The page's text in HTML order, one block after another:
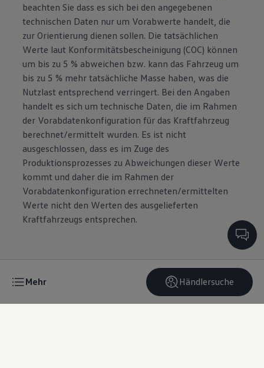
Händlersuche
Mehr
beachten Sie dass es sich bei den angegebenen
technischen Daten nur um Vorabwerte handelt, die
zur Orientierung dienen sollen. Die tatsächlichen
Werte laut Konformitätsbescheinigung (COC) können
um bis zu 5 % abweichen bzw. kann das Fahrzeug um
bis zu 5 % mehr tatsächliche Masse haben, was die
Nutzlast entsprechend verringert. Bei den Angaben
handelt es sich um technische Daten, die im Rahmen
der Vorabdatenkonfiguration für das Kraftfahrzeug
berechnet/ermittelt wurden. Es ist nicht
ausgeschlossen, dass es im Zuge des
Produktionsprozesses zu Abweichungen dieser Werte
kommt und daher die im Rahmen der
Vorabdatenkonfiguration errechneten/ermittelten
Werte nicht den Werten des ausgelieferten
Kraftfahrzeugs entsprechen.